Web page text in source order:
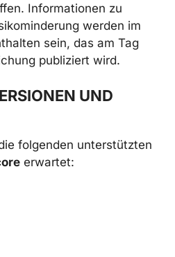
Informationen zu
werden im
sein, das am Tag
publiziert wird.
UND
folgenden unterstützten
erwartet: